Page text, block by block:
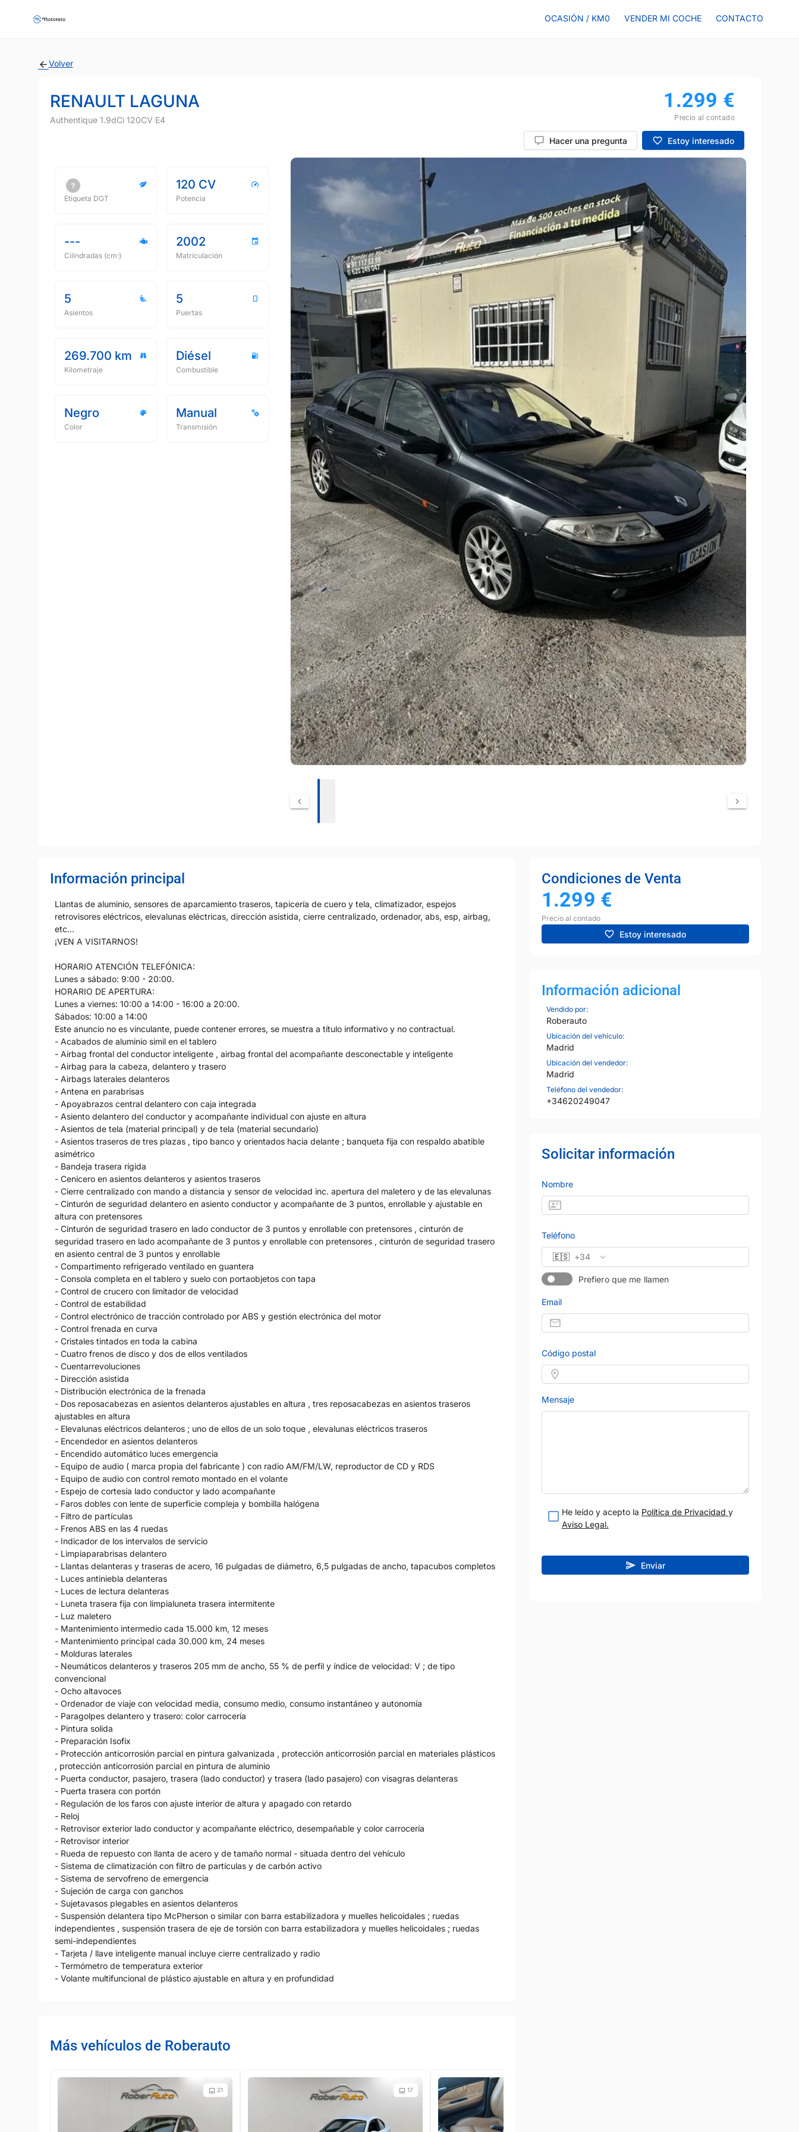
OCASIÓN / KM0 VENDER MI COCHE CONTACTO
Volver
RENAULT LAGUNA
Authentique 1.9dCi 120CV E4
1.299 €
Precio al contado
Hacer una pregunta Estoy interesado
Etiqueta DGT
120 CV
Potencia
---
Cilindradas (cmᵌ)
2002
Matriculación
5
Asientos
5
Puertas
269.700 km
Kilometraje
Diésel
Combustible
Negro
Color
Manual
Transmisión
Información principal
Llantas de aluminio, sensores de aparcamiento traseros, tapicería de cuero y tela, climatizador, espejos
retrovisores eléctricos, elevalunas eléctricas, dirección asistida, cierre centralizado, ordenador, abs, esp, airbag,
etc…
¡VEN A VISITARNOS!
HORARIO ATENCIÓN TELEFÓNICA:
Lunes a sábado: 9:00 - 20:00.
HORARIO DE APERTURA:
Lunes a viernes: 10:00 a 14:00 - 16:00 a 20:00.
Sábados: 10:00 a 14:00
Este anuncio no es vinculante, puede contener errores, se muestra a título informativo y no contractual.
- Acabados de aluminio simil en el tablero
- Airbag frontal del conductor inteligente , airbag frontal del acompañante desconectable y inteligente
- Airbag para la cabeza, delantero y trasero
- Airbags laterales delanteros
- Antena en parabrisas
- Apoyabrazos central delantero con caja integrada
- Asiento delantero del conductor y acompañante individual con ajuste en altura
- Asientos de tela (material principal) y de tela (material secundario)
- Asientos traseros de tres plazas , tipo banco y orientados hacia delante ; banqueta fija con respaldo abatible
asimétrico
- Bandeja trasera rígida
- Cenicero en asientos delanteros y asientos traseros
- Cierre centralizado con mando a distancia y sensor de velocidad inc. apertura del maletero y de las elevalunas
- Cinturón de seguridad delantero en asiento conductor y acompañante de 3 puntos, enrollable y ajustable en
altura con pretensores
- Cinturón de seguridad trasero en lado conductor de 3 puntos y enrollable con pretensores , cinturón de
seguridad trasero en lado acompañante de 3 puntos y enrollable con pretensores , cinturón de seguridad trasero
en asiento central de 3 puntos y enrollable
- Compartimento refrigerado ventilado en guantera
- Consola completa en el tablero y suelo con portaobjetos con tapa
- Control de crucero con limitador de velocidad
- Control de estabilidad
- Control electrónico de tracción controlado por ABS y gestión electrónica del motor
- Control frenada en curva
- Cristales tintados en toda la cabina
- Cuatro frenos de disco y dos de ellos ventilados
- Cuentarrevoluciones
- Dirección asistida
- Distribución electrónica de la frenada
- Dos reposacabezas en asientos delanteros ajustables en altura , tres reposacabezas en asientos traseros
ajustables en altura
- Elevalunas eléctricos delanteros ; uno de ellos de un solo toque , elevalunas eléctricos traseros
- Encendedor en asientos delanteros
- Encendido automático luces emergencia
- Equipo de audio ( marca propia del fabricante ) con radio AM/FM/LW, reproductor de CD y RDS
- Equipo de audio con control remoto montado en el volante
- Espejo de cortesía lado conductor y lado acompañante
- Faros dobles con lente de superficie compleja y bombilla halógena
- Filtro de partículas
- Frenos ABS en las 4 ruedas
- Indicador de los intervalos de servicio
- Limpiaparabrisas delantero
- Llantas delanteras y traseras de acero, 16 pulgadas de diámetro, 6,5 pulgadas de ancho, tapacubos completos
- Luces antiniebla delanteras
- Luces de lectura delanteras
- Luneta trasera fija con limpialuneta trasera intermitente
- Luz maletero
- Mantenimiento intermedio cada 15.000 km, 12 meses
- Mantenimiento principal cada 30.000 km, 24 meses
- Molduras laterales
- Neumáticos delanteros y traseros 205 mm de ancho, 55 % de perfil y índice de velocidad: V ; de tipo
convencional
- Ocho altavoces
- Ordenador de viaje con velocidad media, consumo medio, consumo instantáneo y autonomía
- Paragolpes delantero y trasero: color carrocería
- Pintura solida
- Preparación Isofix
- Protección anticorrosión parcial en pintura galvanizada , protección anticorrosión parcial en materiales plásticos
, protección anticorrosión parcial en pintura de aluminio
- Puerta conductor, pasajero, trasera (lado conductor) y trasera (lado pasajero) con visagras delanteras
- Puerta trasera con portón
- Regulación de los faros con ajuste interior de altura y apagado con retardo
- Reloj
- Retrovisor exterior lado conductor y acompañante eléctrico, desempañable y color carrocería
- Retrovisor interior
- Rueda de repuesto con llanta de acero y de tamaño normal - situada dentro del vehículo
- Sistema de climatización con filtro de partículas y de carbón activo
- Sistema de servofreno de emergencia
- Sujeción de carga con ganchos
- Sujetavasos plegables en asientos delanteros
- Suspensión delantera tipo McPherson o similar con barra estabilizadora y muelles helicoidales ; ruedas
independientes , suspensión trasera de eje de torsión con barra estabilizadora y muelles helicoidales ; ruedas
semi-independientes
- Tarjeta / llave inteligente manual incluye cierre centralizado y radio
- Termómetro de temperatura exterior
- Volante multifuncional de plástico ajustable en altura y en profundidad
Más vehículos de Roberauto
21 17
Condiciones de Venta
1.299 €
Precio al contado
Estoy interesado
Información adicional
Vendido por:
Roberauto
Ubicación del vehículo:
Madrid
Ubicación del vendedor:
Madrid
Teléfono del vendedor:
+34620249047
Solicitar información
Nombre
Teléfono
🇪🇸 +34
Prefiero que me llamen
Email
Código postal
Mensaje
He leído y acepto la Política de Privacidad y
Aviso Legal.
Enviar